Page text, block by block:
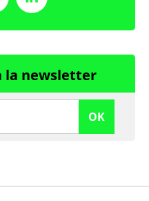
la newsletter
OK